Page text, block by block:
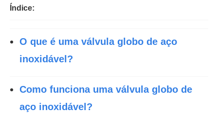
Índice:
O que é uma válvula globo de aço
inoxidável?
Como funciona uma válvula globo de
aço inoxidável?